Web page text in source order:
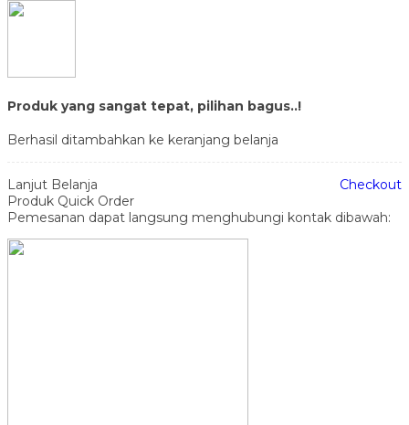
Produk yang sangat tepat, pilihan bagus..!
Berhasil ditambahkan ke keranjang belanja
Lanjut Belanja
Checkout
Produk Quick Order
Pemesanan dapat langsung menghubungi kontak dibawah: